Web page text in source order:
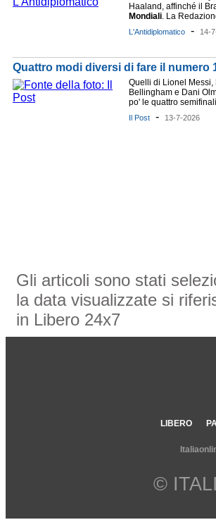
Haaland, affinché il
Mondiali. La
L'Antidiplomatico - 14-
Quattro modi diversi di fare il numero
Quelli di Lionel Messi,
Bellingham e Dani
po' le quattro
Il Post - 13-7-2026
Gli articoli sono stati
la data visualizzate si
in Libero 24x7
LIBERO
©